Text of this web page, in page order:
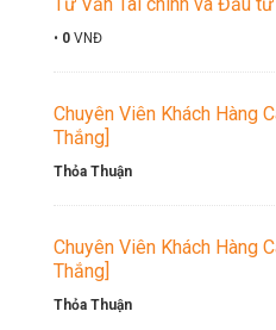
• 0 VNĐ
Chuyên Viên Khách Hàng
Thắng]
Thỏa Thuận
Chuyên Viên Khách Hàng
Thắng]
Thỏa Thuận